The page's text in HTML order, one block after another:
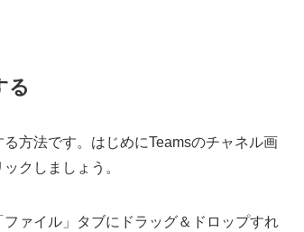
る
方法です。はじめにTeamsのチャネル画
クしましょう。
ァイル」タブにドラッグ＆ドロップすれ